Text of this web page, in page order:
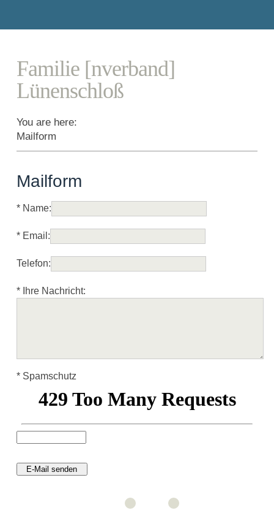
Familie [nverband]
Lünenschloß
You are here:
Mailform
Mailform
*Name:
*Email:
Telefon:
*Ihre Nachricht:
*Spamschutz